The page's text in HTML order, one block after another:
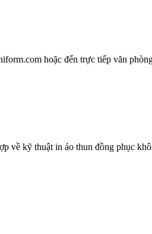
hoặc đến trực tiếp văn
về kỹ thuật in áo thun đồng phục